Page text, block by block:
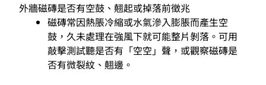
外牆磁磚是否有空鼓、翹起或掉落前徵兆
磁磚常因熱脹冷縮或水氣滲入膨脹而產生空
鼓，久未處理在強風下就可能整片剝落。可用
敲擊測試聽是否有「空空」聲，或觀察磁磚是
否有微裂紋、翹邊。